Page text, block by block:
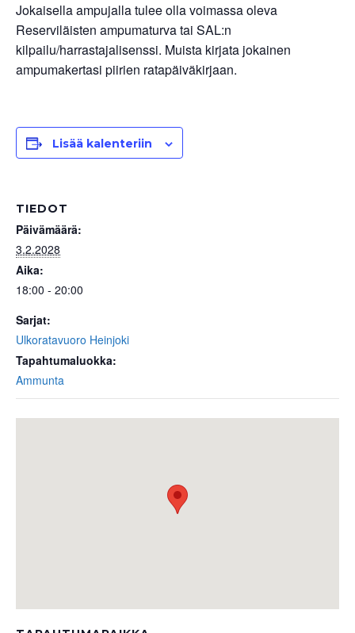
Jokaisella ampujalla tulee olla voimassa oleva
Reserviläisten ampumaturva tai SAL:n
kilpailu/harrastajalisenssi. Muista kirjata jokainen
ampumakertasi piirien ratapäiväkirjaan.
Lisää kalenteriin
TIEDOT
Päivämäärä:
3.2.2028
Aika:
18:00 - 20:00
Sarjat:
Ulkoratavuoro Heinjoki
Tapahtumaluokka:
Ammunta